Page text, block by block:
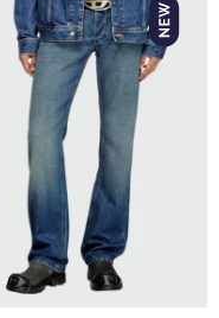
SELECCIONAR TALLE